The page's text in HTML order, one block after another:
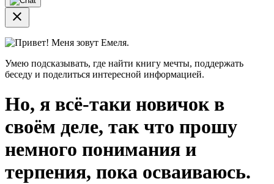
close
Привет! Меня зовут Емеля.
Умею подсказывать, где найти книгу мечты, поддержать
беседу и поделиться интересной информацией.
Но, я всё-таки новичок в
своём деле, так что прошу
немного понимания и
терпения, пока осваиваюсь.